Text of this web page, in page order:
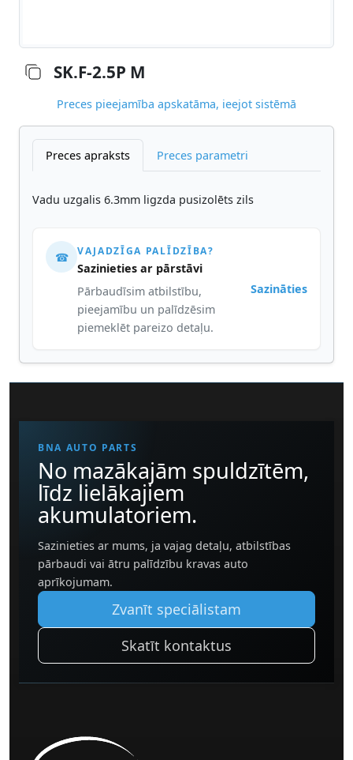
SK.F-2.5P M
Preces pieejamība apskatāma, ieejot sistēmā
Preces apraksts Preces parametri
Vadu uzgalis 6.3mm ligzda pusizolēts zils
☎ VAJADZĪGA PALĪDZĪBA?
Sazinieties ar pārstāvi
Pārbaudīsim atbilstību,
pieejamību un palīdzēsim
piemeklēt pareizo detaļu.
Sazināties
BNA AUTO PARTS
No mazākajām spuldzītēm,
līdz lielākajiem
akumulatoriem.
Sazinieties ar mums, ja vajag detaļu, atbilstības
pārbaudi vai ātru palīdzību kravas auto
aprīkojumam.
Zvanīt speciālistam
Skatīt kontaktus